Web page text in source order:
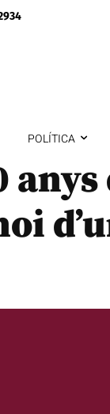
POLÍTICA